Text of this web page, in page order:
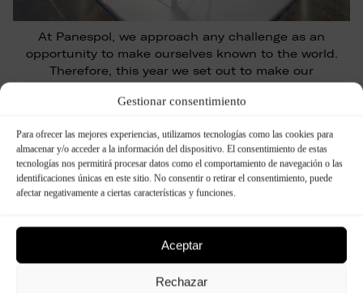
Gestionar consentimiento
Para ofrecer las mejores experiencias, utilizamos tecnologías como las cookies para
almacenar y/o acceder a la información del dispositivo. El consentimiento de estas
tecnologías nos permitirá procesar datos como el comportamiento de navegación o las
identificaciones únicas en este sitio. No consentir o retirar el consentimiento, puede
afectar negativamente a ciertas características y funciones.
Aceptar
Rechazar
At Panespol, we approach any challenge as an
opportunity to make ourselves known to the world.
Therefore, this year we set out to make our
trade show in the retail sector, an unforgettable
once again thanks to an exclusive stand made from
the …